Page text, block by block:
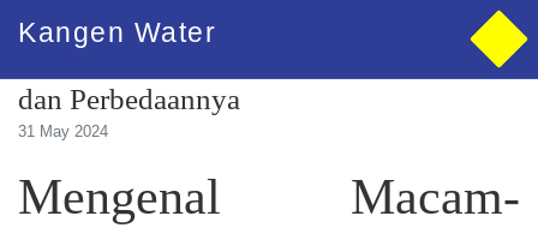
Kangen Water
Mengenal Macam-Macam Jenis Stroke
dan Perbedaannya
31 May 2024
Mengenal Macam-